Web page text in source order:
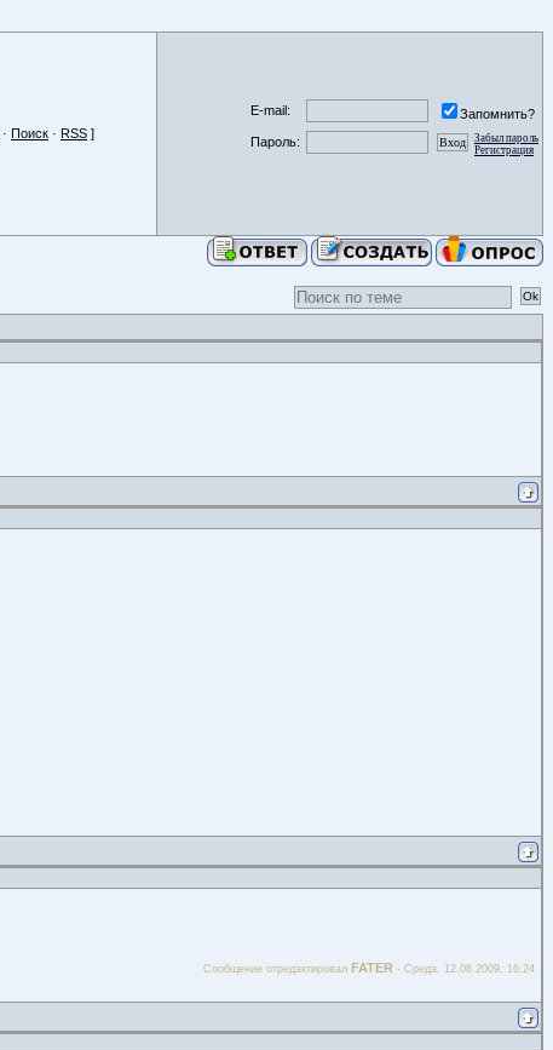
· Поиск · RSS ]
E-mail:
Запомнить?
Пароль:
Забыл пароль
Регистрация
Сообщение отредактировал FATER - Среда, 12.08.2009, 16:24